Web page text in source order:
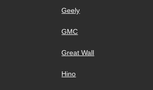
Geely
GMC
Great Wall
Hino